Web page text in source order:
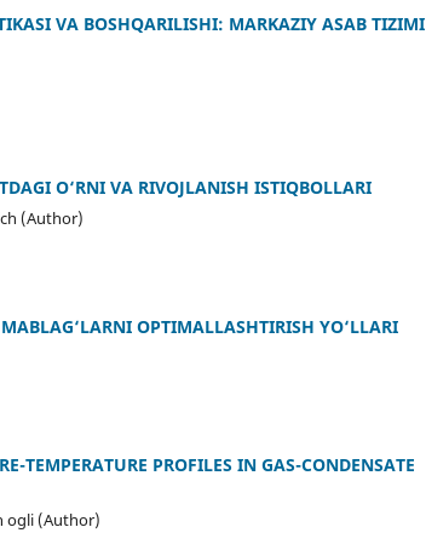
VA BOSHQARILISHI: MARKAZIY ASAB TIZIMI
O‘RNI VA RIVOJLANISH ISTIQBOLLARI
(Author)
OPTIMALLASHTIRISH YO‘LLARI
TEMPERATURE PROFILES IN GAS-CONDENSATE
ogli (Author)